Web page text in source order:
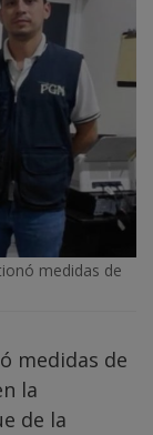
medidas de
medidas de
la
de la